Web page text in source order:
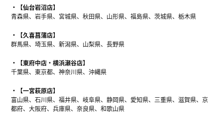
【仙台岩沼店】
青森県、岩手県、宮城県、秋田県、山形県、福島県、茨城県、栃木県
【久喜菖蒲店】
群馬県、埼玉県、新潟県、山梨県、長野県
【東府中店・横浜瀬谷店】
千葉県、東京都、神奈川県、沖縄県
【一宮萩原店】
富山県、石川県、福井県、岐阜県、静岡県、愛知県、三重県、滋賀県、京
都府、大阪府、兵庫県、奈良県、和歌山県